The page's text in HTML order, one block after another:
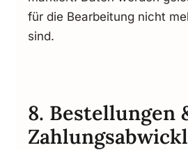
für die Bearbeitung nicht
sind.
8. Bestellungen